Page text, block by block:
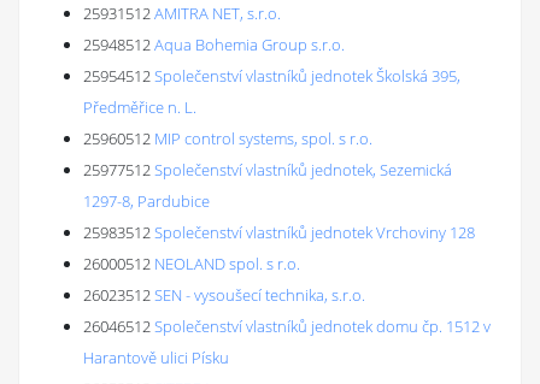
25931512AMITRA NET, s.r.o.
25948512Aqua Bohemia Group s.r.o.
25954512Společenství vlastníků jednotek Školská 395,
Předměřice n. L.
25960512 MIP control systems, spol. s r.o.
25977512Společenství vlastníků jednotek, Sezemická
1297-8, Pardubice
25983512Společenství vlastníků jednotek Vrchoviny 128
26000512 NEOLAND spol. s r.o.
26023512SEN - vysoušecí technika, s.r.o.
26046512Společenství vlastníků jednotek domu čp. 1512 v
Harantově ulici Písku